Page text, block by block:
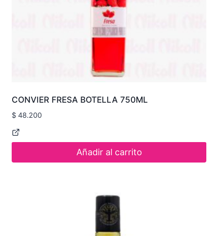
CONVIER FRESA BOTELLA 750ML
$ 48.200
Añadir al carrito